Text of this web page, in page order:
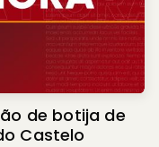
de botija de
Castelo